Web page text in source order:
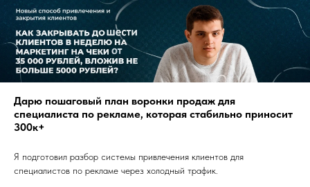
Дарю пошаговый план воронки продаж для
специалиста по рекламе, которая стабильно приносит
300к+
Я подготовил разбор системы привлечения клиентов для
специалистов по рекламе через холодный трафик.